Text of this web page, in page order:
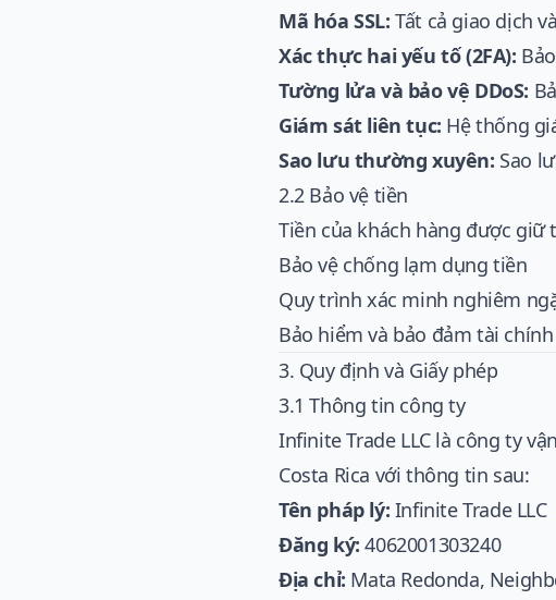
Mã hóa SSL: Tất cả giao dịch
Xác thực hai yếu tố (2FA):
Tường lửa và bảo vệ DDoS:
Giám sát liên tục: Hệ thống
Sao lưu thường xuyên: Sao
2.2 Bảo vệ tiền
Tiền của khách hàng được
Bảo vệ chống lạm dụng tiền
Quy trình xác minh nghiêm
Bảo hiểm và bảo đảm tài chính
3. Quy định và Giấy phép
3.1 Thông tin công ty
Infinite Trade LLC là công ty
Costa Rica với thông tin sau:
Tên pháp lý: Infinite Trade LLC
Đăng ký: 4062001303240
Địa chỉ: Mata Redonda,